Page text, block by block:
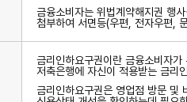
금융소비자는 위법계약해지권 행
첨부하여 서면등(우편, 전자우편,
금리인하요구권이란 금융소비자가
저축은행에 자신이 적용받는 금리
금리인하요구권은 영업점 방문 및